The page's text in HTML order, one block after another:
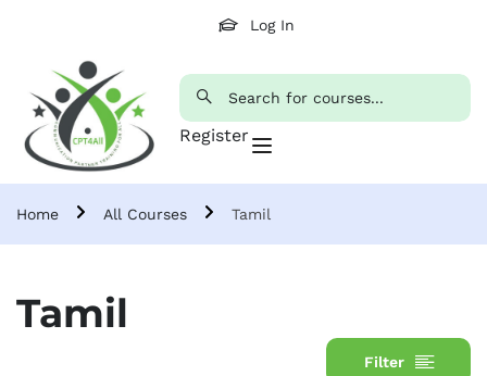
Log In
Register
Home All Courses Tamil
Tamil
Filter